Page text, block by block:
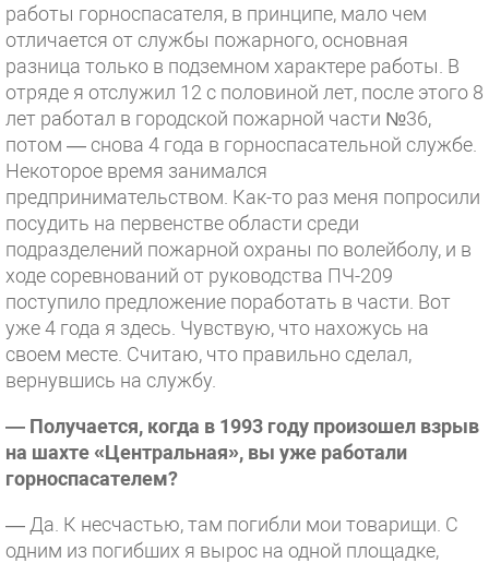
работы горноспасателя, в принципе, мало чем
отличается от службы пожарного, основная
разница только в подземном характере работы. В
отряде я отслужил 12 с половиной лет, после этого 8
лет работал в городской пожарной части №36,
потом — снова 4 года в горноспасательной службе.
Некоторое время занимался
предпринимательством. Как-то раз меня попросили
посудить на первенстве области среди
подразделений пожарной охраны по волейболу, и в
ходе соревнований от руководства ПЧ-209
поступило предложение поработать в части. Вот
уже 4 года я здесь. Чувствую, что нахожусь на
своем месте. Считаю, что правильно сделал,
вернувшись на службу.
— Получается, когда в 1993 году произошел взрыв
на шахте «Центральная», вы уже работали
горноспасателем?
— Да. К несчастью, там погибли мои товарищи. С
одним из погибших я вырос на одной площадке,